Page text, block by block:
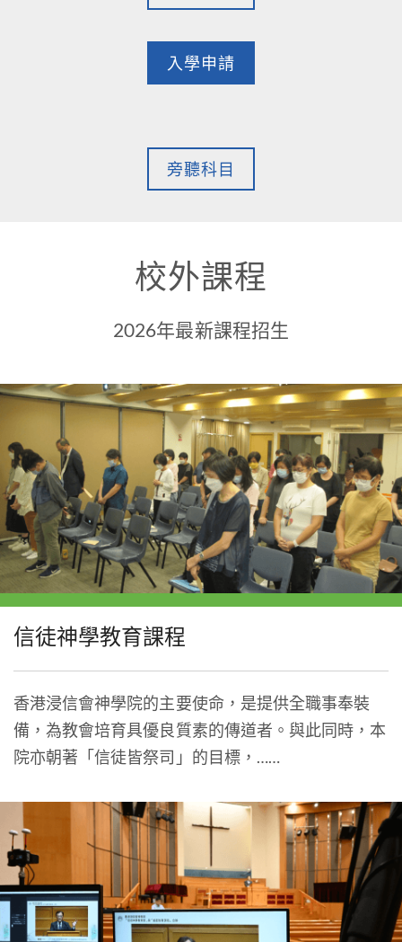
入學申請
旁聽科目
校外課程
2026年最新課程招生
信徒神學教育課程
香港浸信會神學院的主要使命，是提供全職事奉裝
備，為教會培育具優良質素的傳道者。與此同時，本
院亦朝著「信徒皆祭司」的目標，……